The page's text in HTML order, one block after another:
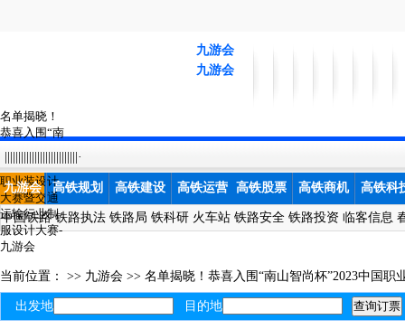
九游会
九游会
名单揭晓！
恭喜入围“南
山智尚
杯”2023中国
职业装设计
大赛暨交通
运输行业制
服设计大赛-
九游会
|||||||||||||||||||||||||||·
九游会 高铁规划 高铁建设 高铁运营 高铁股票 高铁商机 高铁科
中国铁路 铁路执法 铁路局 铁科研 火车站 铁路安全 铁路投资 临客信息
当前位置： >> 九游会 >> 名单揭晓！恭喜入围“南山智尚杯”2023中国
出发地 目的地